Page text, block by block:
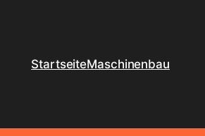
StartseiteMaschinenbau